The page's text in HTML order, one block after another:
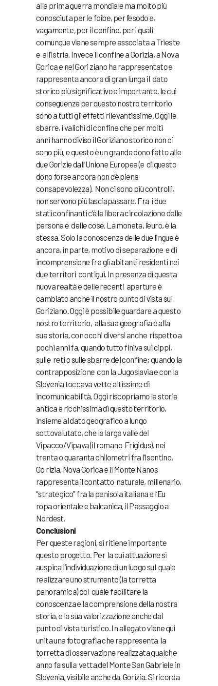
alla prima guerra mondiale ma molto più
conosciuta per le foibe, per l’esodo e,
vagamente, per il confine, per i quali
comunque viene sempre associata a Trieste
e all’Istria. Invece il confine a Gorizia, a Nova
Gorica e nel Gori ziano ha rappresentato e
rappresenta ancora di gran lunga il dato
storico più significativo e importante, le cui
conseguenze per questo nostro territorio
sono a tutti gli effetti rilevantissime. Oggi le
sbarre, i valichi di confine che per molti
anni hanno diviso il Goriziano storico non ci
sono più, e questo è un grande dono fatto alle
due Gorizie dall’Unione Europea (e di questo
dono forse ancora non c’è piena
consapevolezza). Non ci sono più controlli,
non servono più lasciapassare. Fra i due
stati confinanti c’è la libera circolazione delle
persone e delle cose. La moneta, l’euro, è la
stessa. Solo la conoscenza delle due lingue è
ancora, in parte, motivo di separazione e di
incomprensione fra gli abitanti residenti nei
due territori contigui. In presenza di questa
nuova realtà e delle recenti aperture è
cambiato anche il nostro punto di vista sul
Goriziano. Oggi è possibile guardare a questo
nostro territorio, alla sua geografia e alla
sua storia, con occhi diversi anche rispetto a
pochi anni fa, quando tutto finiva sui cippi,
sulle reti o sulle sbarre del confine; quando la
contrapposizione con la Jugoslavia e con la
Slovenia toccava vette altissime di
incomunicabilità. Oggi riscopriamo la storia
antica e ricchissima di questo territorio,
insieme al dato geografico a lungo
sottovalutato, che la larga valle del
Vipacco/Vipava (il romano Frigidus), nei
trenta o quaranta chilometri fra l’Isontino,
Go rizia, Nova Gorica e il Monte Nanos
rappresenta il contatto naturale, millenario,
“strategico” fra la penisola italiana e l’Eu
ropa orientale e balcanica, il Passaggio a
Nordest.
Conclusioni
Per queste ragioni, si ritiene importante
questo progetto. Per la cui attuazione si
auspica l’individuazione di un luogo sul quale
realizzare uno strumento (la torretta
panoramica) col quale facilitare la
conoscenza e la comprensione della nostra
storia, e la sua valorizzazione anche dal
punto di vista turistico. In allegato viene qui
unita una fotografia che rappresenta la
torretta di osservazione realizzata qualche
anno fa sulla vetta del Monte San Gabriele in
Slovenia, visibile anche da Gorizia. Si ricorda